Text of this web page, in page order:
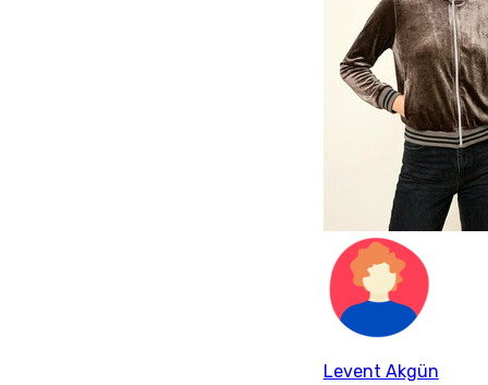
Levent Akgün